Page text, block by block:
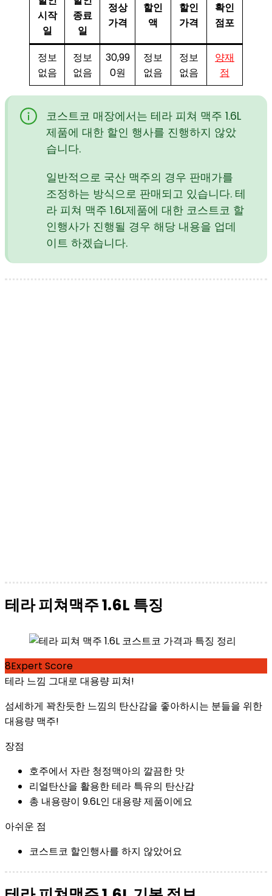
시작
일
종료
일
정상
가격
할인
액
할인
가격
확인
점포
정보
없음
정보
없음
30,99
0원
정보
없음
정보
없음
양재
점
코스트코 매장에서는 테라 피쳐 맥주 1.6L
제품에 대한 할인 행사를 진행하지 않았
습니다.
일반적으로 국산 맥주의 경우 판매가를
조정하는 방식으로 판매되고 있습니다. 테
라 피쳐 맥주 1.6L제품에 대한 코스트코 할
인행사가 진행될 경우 해당 내용을 업데
이트 하겠습니다.
테라 피쳐맥주 1.6L 특징
8Expert Score
테라 느낌 그대로 대용량 피쳐!
섬세하게 꽉찬듯한 느낌의 탄산감을 좋아하시는 분들을 위한
대용량 맥주!
장점
호주에서 자란 청정맥아의 깔끔한 맛
리얼탄산을 활용한 테라 특유의 탄산감
총 내용량이 9.6L인 대용량 제품이에요
아쉬운 점
코스트코 할인행사를 하지 않았어요